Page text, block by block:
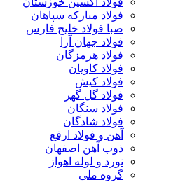
فولاد مبارکه سپاهان
صبا فولاد خلیج فارس
فولاد جهان آرا
فولاد هرمزگان
فولاد کاویان
فولاد کیش
فولاد گل گهر
فولاد سنگان
فولاد شادگان
آهن و فولاد ارفع
ذوب آهن اصفهان
نورد و لوله اهواز
گروه ملی